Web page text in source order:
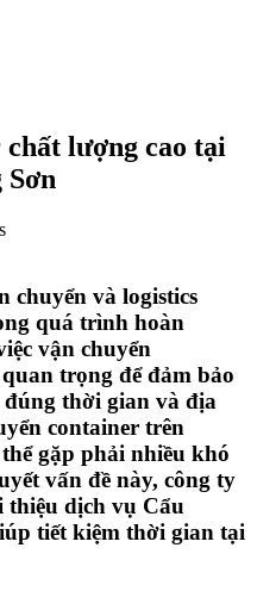
lượng cao tại
Sơn
chuyển và logistics
quá trình hoàn
vận chuyển
trọng để đảm bảo
đúng thời gian và địa
container trên
gặp phải nhiều khó
vấn đề này, công ty
dịch vụ Cẩu
tiết kiệm thời gian tại